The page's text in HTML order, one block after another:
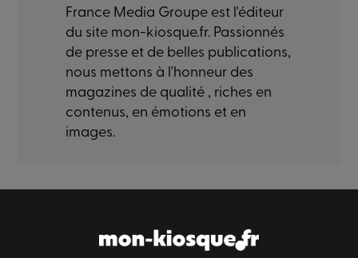
France Media Groupe est l'éditeur
du site mon-kiosque.fr. Passionnés
de presse et de belles publications,
nous mettons à l'honneur des
magazines de qualité , riches en
contenus, en émotions et en
images.